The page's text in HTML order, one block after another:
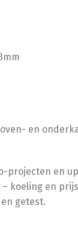
en
projecten en
koeling en
getest.